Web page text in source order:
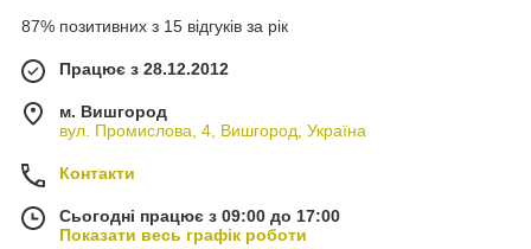
87% позитивних з 15 відгуків за рік
Працює з 28.12.2012
м. Вишгород
вул. Промислова, 4, Вишгород, Україна
Контакти
Сьогодні працює з 09:00 до 17:00
Показати весь графік роботи